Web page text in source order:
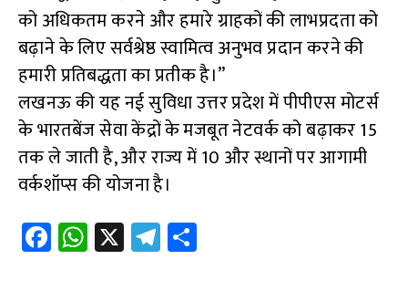
को अधिकतम करने और हमारे ग्राहकों की लाभप्रदता को
बढ़ाने के लिए सर्वश्रेष्ठ स्वामित्व अनुभव प्रदान करने की
हमारी प्रतिबद्धता का प्रतीक है।”
लखनऊ की यह नई सुविधा उत्तर प्रदेश में पीपीएस मोटर्स
के भारतबेंज सेवा केंद्रों के मजबूत नेटवर्क को बढ़ाकर 15
तक ले जाती है, और राज्य में 10 और स्थानों पर आगामी
वर्कशॉप्स की योजना है।
Fa
ce
W
h
X Te
le